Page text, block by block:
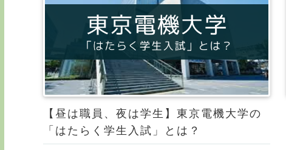
【昼は職員、夜は学生】東京電機大学の
「はたらく学生入試」とは？